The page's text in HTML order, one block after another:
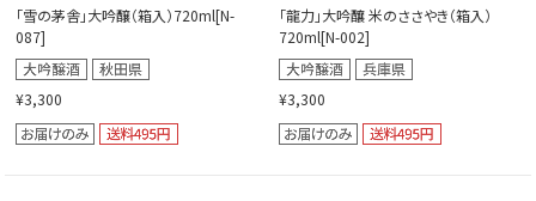
「雪の茅舎」大吟醸（箱入）720ml[N-
087]
¥3,300
「龍力」大吟釀 米のささやき（箱入）
720ml[N-002]
¥3,300